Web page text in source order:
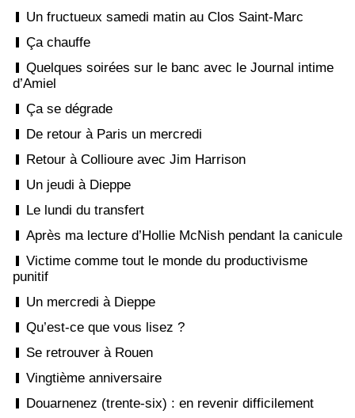
Un fructueux samedi matin au Clos Saint-Marc
Ça chauffe
Quelques soirées sur le banc avec le Journal intime
d’Amiel
Ça se dégrade
De retour à Paris un mercredi
Retour à Collioure avec Jim Harrison
Un jeudi à Dieppe
Le lundi du transfert
Après ma lecture d’Hollie McNish pendant la canicule
Victime comme tout le monde du productivisme
punitif
Un mercredi à Dieppe
Qu’est-ce que vous lisez ?
Se retrouver à Rouen
Vingtième anniversaire
Douarnenez (trente-six) : en revenir difficilement